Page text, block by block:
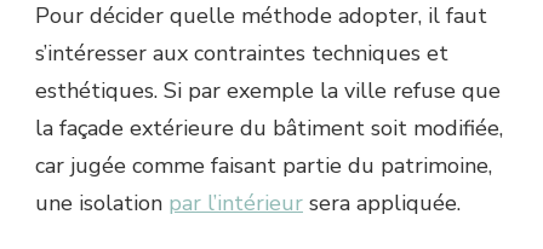
Pour décider quelle méthode adopter, il faut
s’intéresser aux contraintes techniques et
esthétiques. Si par exemple la ville refuse que
la façade extérieure du bâtiment soit modifiée,
car jugée comme faisant partie du patrimoine,
une isolation par l’intérieur sera appliquée.